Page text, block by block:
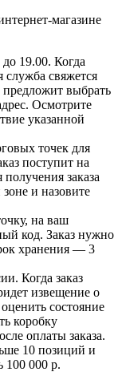
магазине
до 19.00. Когда
служба свяжется
предложит выбрать
Осмотрите
указанной
точек для
поступит на
заказа
и назовите
на ваш
код. Заказ нужно
хранения — 3
Когда заказ
извещение о
состояние
коробку
оплаты заказа.
10 позиций и
100 000 р.